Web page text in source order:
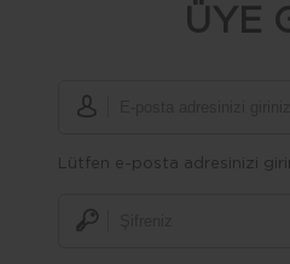
ÜYE
Lütfen e-posta adresinizi